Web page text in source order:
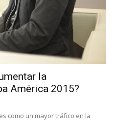
la
América 2015?
como un mayor tráfico en la